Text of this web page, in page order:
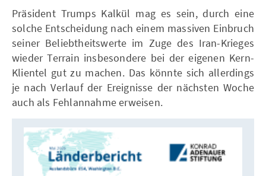
Präsident Trumps Kalkül mag es sein, durch eine
solche Entscheidung nach einem massiven Einbruch
seiner Beliebtheitswerte im Zuge des Iran-Krieges
wieder Terrain insbesondere bei der eigenen Kern-
Klientel gut zu machen. Das könnte sich allerdings
je nach Verlauf der Ereignisse der nächsten Woche
auch als Fehlannahme erweisen.